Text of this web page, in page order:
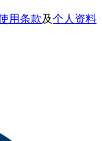
用条款及个人资料